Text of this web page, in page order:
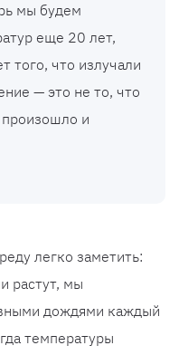
мы будем
еще 20 лет,
того, что излучали
— это не то, что
произошло и
легко заметить:
растут, мы
дождями каждый
температуры